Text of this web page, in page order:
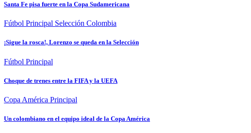
Santa Fe pisa fuerte en la Copa Sudamericana
Fútbol Principal Selección Colombia
¡Sigue la rosca!, Lorenzo se queda en la Selección
Fútbol Principal
Choque de trenes entre la FIFA y la UEFA
Copa América Principal
Un colombiano en el equipo ideal de la Copa América